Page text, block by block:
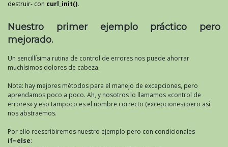
destruir- con curl_init().
Nuestro primer ejemplo práctico pero
mejorado.
Un sencillísima rutina de control de errores nos puede ahorrar
muchísimos dolores de cabeza.
Nota: hay mejores métodos para el manejo de excepciones, pero
aprendamos poco a poco. Ah, y nosotros lo llamamos «control de
errores» y eso tampoco es el nombre correcto (excepciones) pero así
nos abstraemos.
Por ello reescribiremos nuestro ejemplo pero con condicionales
if~else: